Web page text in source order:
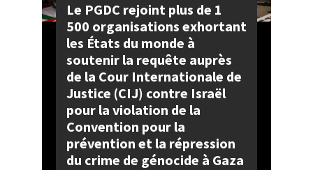
Le PGDC rejoint plus de 1
500 organisations exhortant
les États du monde à
soutenir la requête auprès
de la Cour Internationale de
Justice (CIJ) contre Israël
pour la violation de la
Convention pour la
prévention et la répression
du crime de génocide à Gaza